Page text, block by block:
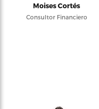
Moises Cortés
Consultor Financiero